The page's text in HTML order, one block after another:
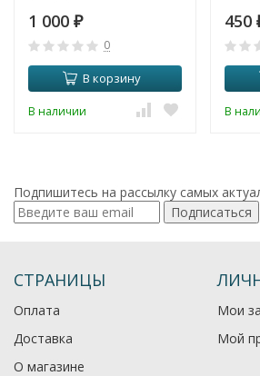
1 000 ₽
0
В корзину
В наличии
450
В
Подпишитесь на рассылку самых
Подписаться
СТРАНИЦЫ
Оплата
Доставка
О магазине
Мои
Мой